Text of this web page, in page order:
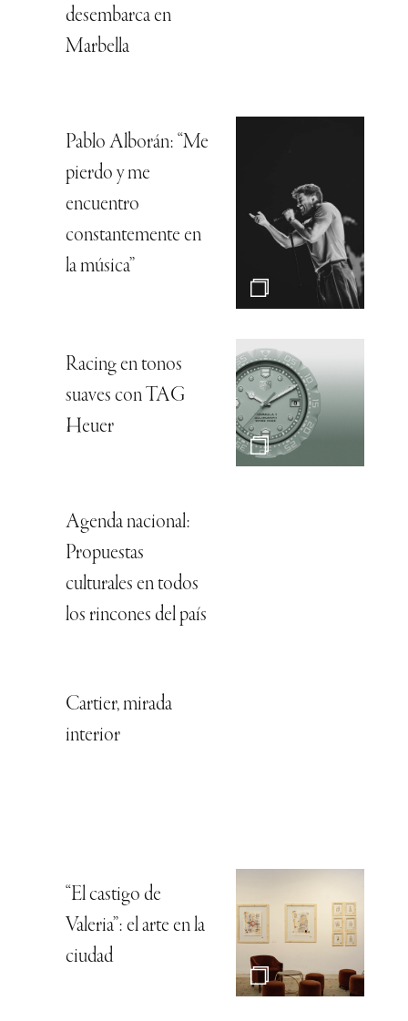
desembarca en
Marbella
Pablo Alborán: “Me
pierdo y me
encuentro
constantemente en
la música”
Racing en tonos
suaves con TAG
Heuer
Agenda nacional:
Propuestas
culturales en todos
los rincones del país
Cartier, mirada
interior
“El castigo de
Valeria”: el arte en la
ciudad